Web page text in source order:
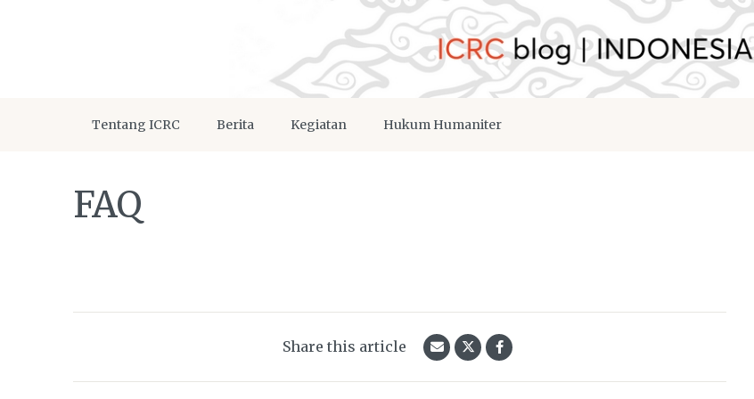
Tentang ICRC Berita Kegiatan Hukum Humaniter
FAQ
Share this article